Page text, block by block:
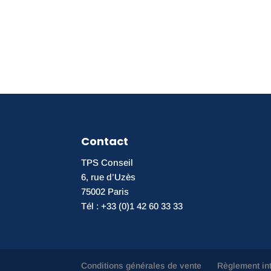
Contact
TPS Conseil
6, rue d’Uzès
75002 Paris
Tél : +33 (0)1 42 60 33 33
Conditions générales de vente Règlement